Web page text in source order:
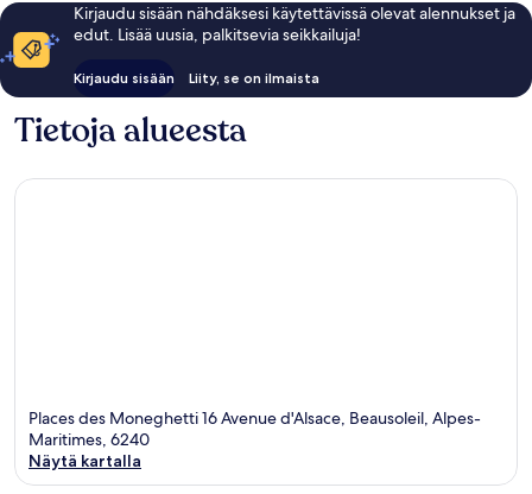
Kirjaudu sisään nähdäksesi käytettävissä olevat alennukset ja
edut. Lisää uusia, palkitsevia seikkailuja!
Kirjaudu sisään Liity, se on ilmaista
Tietoja alueesta
Places des Moneghetti 16 Avenue d'Alsace, Beausoleil, Alpes-
Maritimes, 6240
Näytä kartalla